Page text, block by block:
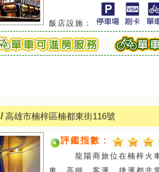
飯店設施：
/高雄市楠梓區楠都東街116號
評鑑指數 ：
龍陽商旅位在楠梓火車